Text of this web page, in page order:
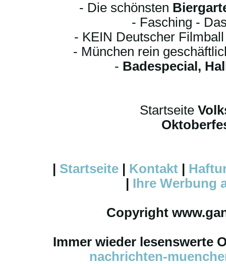
- Die schönsten
- Fasching -
- KEIN Deutscher
- München rein
- Badespecial,
Startseite
Startseite Kontakt
Ihre Werbung
Copyright
Immer wieder lesenswerte
nachrichten-